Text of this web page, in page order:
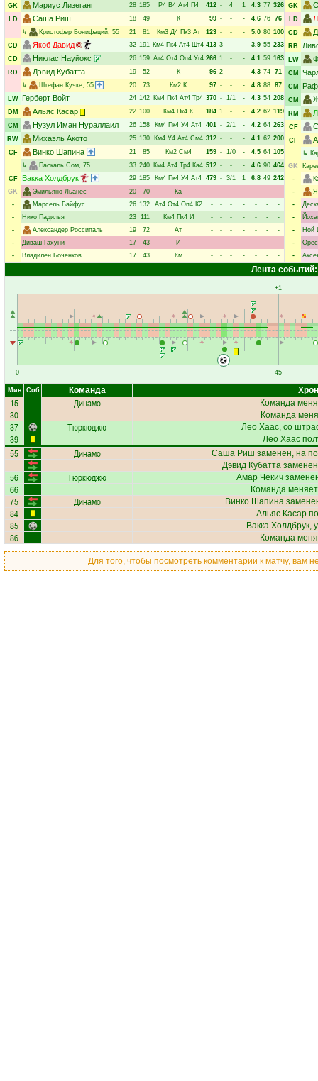
GK
Мариус Лизеганг 28 185 Р4 В4 Ат4 П4 412 - 4 1 4.3 77 326
LD
Саша Риш 18 49 К 99 - - - 4.6 76 76
↳
Кристофер Бонифаций, 55 21 81 Км3 Д4 Пк3 Ат 123 - - - 5.0 80 100
CD
Якоб Давид 32 191 Км4 Пк4 Ат4 Шт4 413 3 - - 3.9 55 233
CD
Никлас Науйокс 26 159 Ат4 От4 Оп4 Уг4 266 1 - - 4.1 59 163
RD
Дэвид Кубатта 19 52 К 96 2 - - 4.3 74 71
↳
Штефан Кучке, 55 20 73 Км2 К 97 - - - 4.8 88 87
LW
Герберт Войт 24 142 Км4 Пк4 Ат4 Тр4 370 - 1/1 - 4.3 54 208
DM
Альяс Касар 22 100 Км4 Пк4 К 184 1 - - 4.2 62 119
CM
Нузул Иман Нураллаил 26 158 Км4 Пк4 У4 Ат4 401 - 2/1 - 4.2 64 263
RW
Михаэль Акото 25 130 Км4 У4 Ат4 См4 312 - - - 4.1 62 200
CF
Винко Шапина 21 85 Км2 См4 159 - 1/0 - 4.5 64 105
↳
Паскаль Сом, 75 33 240 Км4 Ат4 Тр4 Ка4 512 - - - 4.6 90 464
CF
Вакка Холдбрук 29 185 Км4 Пк4 У4 Ат4 479 - 3/1 1 6.8 49 242
GK
Эмильяно Льанес 20 70 Ка - - - - - -
-
-
Марсель Байфус 26 132 Ат4 От4 Оп4 К2 - - - - - -
-
-
Нико Падилья 23 111 Км4 Пк4 И - - - - - -
-
-
Александер Россипаль 19 72 Ат - - - - - -
-
-
Диваш Гахуни 17 43 И - - - - - -
-
-
Владилен Боченков 17 43 Км - - - - - - -
GK
LD
CD
RB
LW
CM
CM
CM
RM
CF
CF
↳
GK
-
-
-
-
-
Ной
-
-
Лента событий:
0
+1
45
Мин Соб Команда
15 Динамо Команда
30 Команда
37 Тюркюджю Лео Хаас, со
39 Лео Хаас
55 Динамо Саша Риш заменен, на
Дэвид Кубатта
56 Тюркюджю Амар Чекич
66 Команда
75 Динамо Винко Шапина
84 Альяс Касар
85 Вакка Холдбрук,
86 Команда
Для того, чтобы посмотреть комментарии к матчу, вам